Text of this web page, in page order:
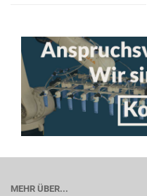
MEHR ÜBER...